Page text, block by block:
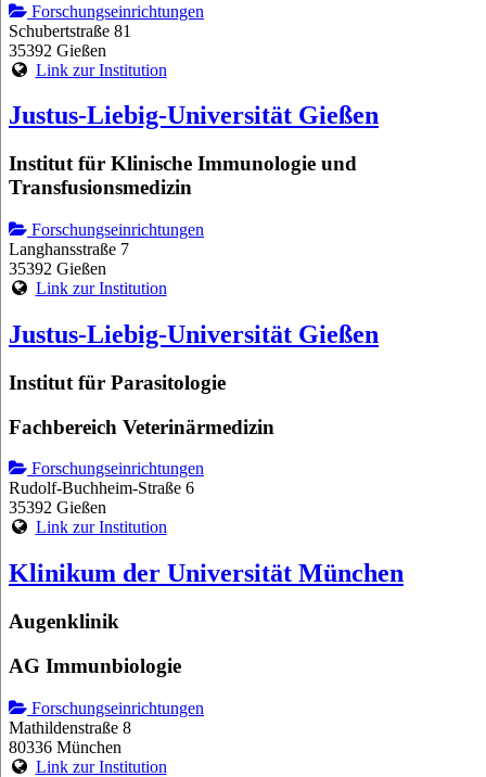
Forschungseinrichtungen
Schubertstraße 81
35392 Gießen
Link zur Institution
Justus-Liebig-Universität Gießen
Institut für Klinische Immunologie und
Transfusionsmedizin
Forschungseinrichtungen
Langhansstraße 7
35392 Gießen
Link zur Institution
Justus-Liebig-Universität Gießen
Institut für Parasitologie
Fachbereich Veterinärmedizin
Forschungseinrichtungen
Rudolf-Buchheim-Straße 6
35392 Gießen
Link zur Institution
Klinikum der Universität München
Augenklinik
AG Immunbiologie
Forschungseinrichtungen
Mathildenstraße 8
80336 München
Link zur Institution